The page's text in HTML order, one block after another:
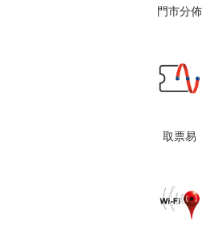
門市分佈
取票易